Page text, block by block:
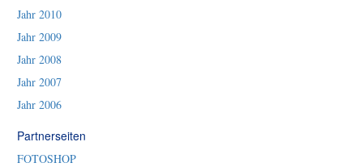
Jahr 2010
Jahr 2009
Jahr 2008
Jahr 2007
Jahr 2006
Partnerseiten
FOTOSHOP